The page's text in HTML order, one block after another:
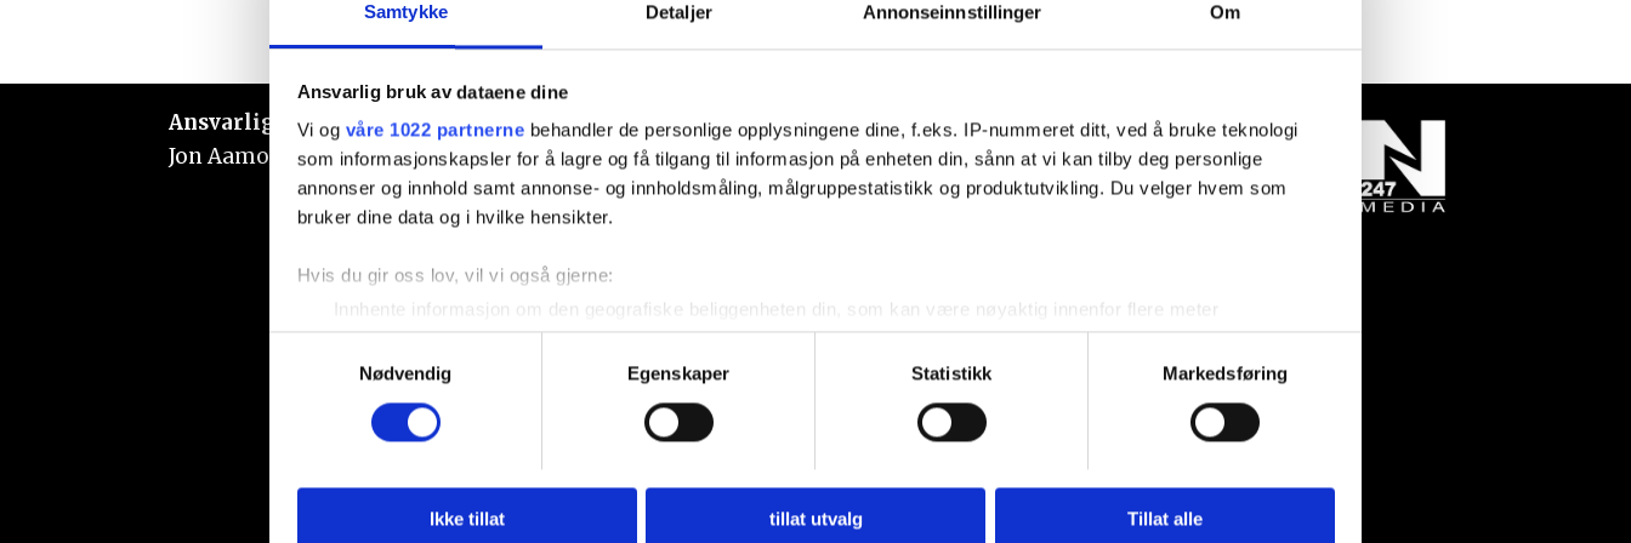
Samtykke Detaljer Annonseinnstillinger Om
Ansvarlig bruk av dataene dine
Vi og våre 1022 partnerne behandler de personlige opplysningene dine, f.eks. IP-nummeret ditt, ved å bruke teknologi
som informasjonskapsler for å lagre og få tilgang til informasjon på enheten din, sånn at vi kan tilby deg personlige
annonser og innhold samt annonse- og innholdsmåling, målgruppestatistikk og produktutvikling. Du velger hvem som
bruker dine data og i hvilke hensikter.
Hvis du gir oss lov, vil vi også gjerne:
Innhente informasjon om den geografiske beliggenheten din, som kan være nøyaktig innenfor flere meter
Identifisere enheten din ved å aktivt skanne den for bestemte karakteristikker (fingeravtrykk)
mer infokan du lese om hvordan dine personlige data behandles og hvordan du kan velge hvordan de skal brukes.
Du kan hele tiden endre eller trekke tilbake ditt samtykke fra erklæringen om informasjonskapsler.
analysere trafikken vår. Vi deler dessuten informasjon om hvordan du bruker nettstedet vårt, med partnerne våre innen
sosiale medier, annonsering og analysearbeid, som kan kombinere den med annen informasjon du har gjort tilgjengelig for
Nødvendig
Egenskaper Statistikk Markedsføring
Ikke tillat tillat utvalg Tillat alle
Ansvarlig redaktør:
Jon Aamodt
Kontakt oss
Nyhetstips:
Annonsering:
marked@n247.no
Linnegrøvan 14
4640 Søgne